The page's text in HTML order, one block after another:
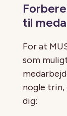
til
For at
som
nogle
dig: